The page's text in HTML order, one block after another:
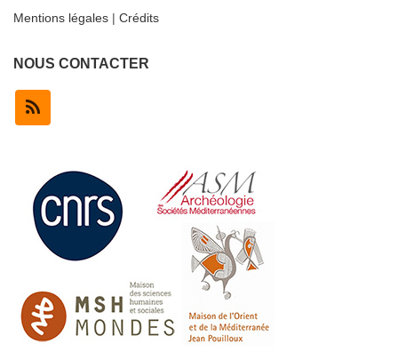
Mentions légales | Crédits
NOUS CONTACTER